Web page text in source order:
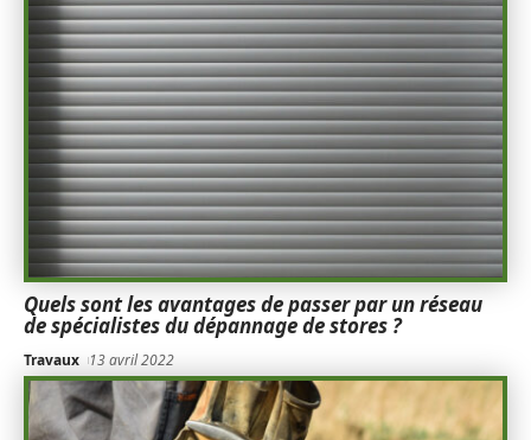
Quels sont les avantages de passer par un réseau
de spécialistes du dépannage de stores ?
Travaux 13 avril 2022